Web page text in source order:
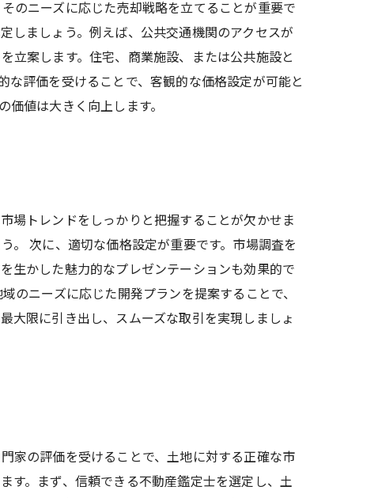
のニーズに応じた売却戦略を立てることが重要で
しましょう。例えば、公共交通機関のアクセスが
立案します。住宅、商業施設、または公共施設と
な評価を受けることで、客観的な価格設定が可能と
値は大きく向上します。
場トレンドをしっかりと把握することが欠かせま
。 次に、適切な価格設定が重要です。市場調査を
生かした魅力的なプレゼンテーションも効果的で
のニーズに応じた開発プランを提案することで、
大限に引き出し、スムーズな取引を実現しましょ
家の評価を受けることで、土地に対する正確な市
す。まず、信頼できる不動産鑑定士を選定し、土